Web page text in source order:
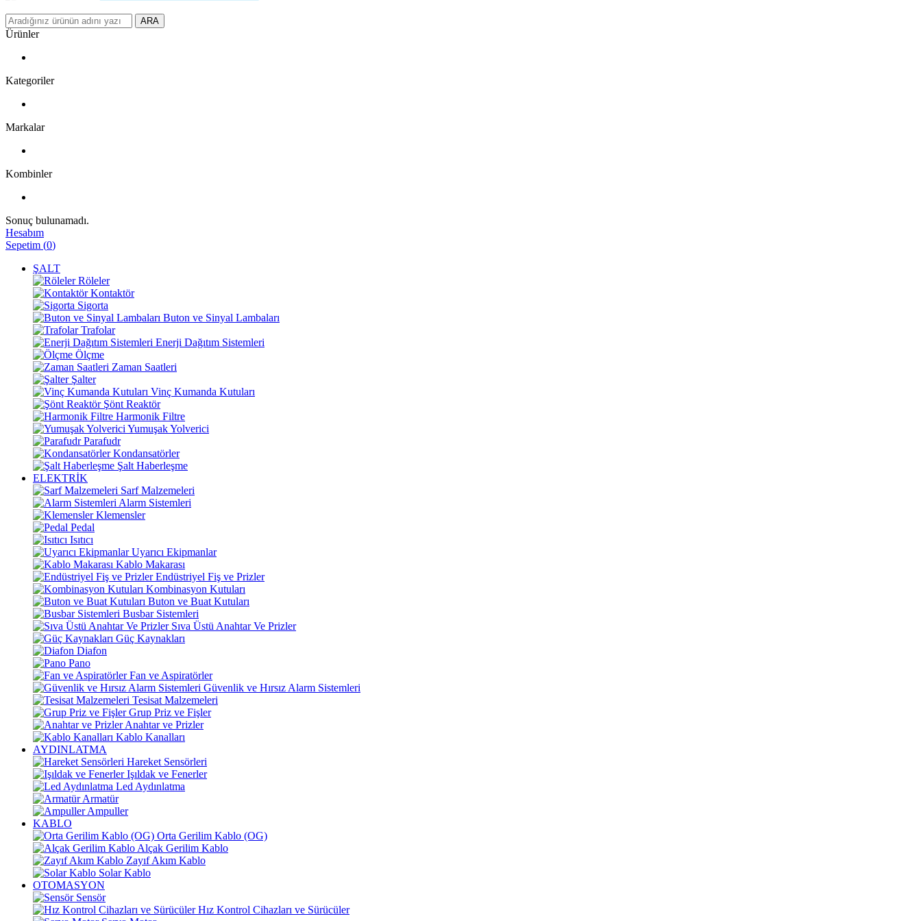
ARA
Ürünler
Kategoriler
Markalar
Kombinler
Sonuç bulunamadı.
Hesabım
Sepetim (0)
ŞALT
Röleler
Kontaktör
Sigorta
Buton ve Sinyal Lambaları
Trafolar
Enerji Dağıtım Sistemleri
Ölçme
Zaman Saatleri
Şalter
Vinç Kumanda Kutuları
Şönt Reaktör
Harmonik Filtre
Yumuşak Yolverici
Parafudr
Kondansatörler
Şalt Haberleşme
ELEKTRİK
Sarf Malzemeleri
Alarm Sistemleri
Klemensler
Pedal
Isıtıcı
Uyarıcı Ekipmanlar
Kablo Makarası
Endüstriyel Fiş ve Prizler
Kombinasyon Kutuları
Buton ve Buat Kutuları
Busbar Sistemleri
Sıva Üstü Anahtar Ve Prizler
Güç Kaynakları
Diafon
Pano
Fan ve Aspiratörler
Güvenlik ve Hırsız Alarm Sistemleri
Tesisat Malzemeleri
Grup Priz ve Fişler
Anahtar ve Prizler
Kablo Kanalları
AYDINLATMA
Hareket Sensörleri
Işıldak ve Fenerler
Led Aydınlatma
Armatür
Ampuller
KABLO
Orta Gerilim Kablo (OG)
Alçak Gerilim Kablo
Zayıf Akım Kablo
Solar Kablo
OTOMASYON
Sensör
Hız Kontrol Cihazları ve Sürücüler